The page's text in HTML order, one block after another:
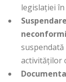
legislației
activităților